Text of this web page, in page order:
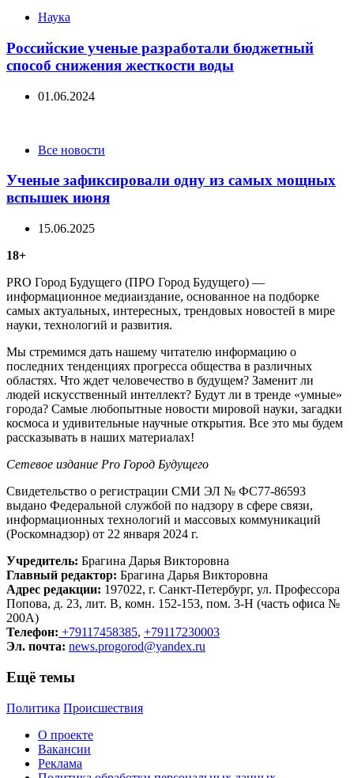
Categories
Наука
Российские ученые разработали бюджетный
способ снижения жесткости воды
01.06.2024
CategoriesВсе новости
Ученые зафиксировали одну из самых мощных
вспышек июня
15.06.2025
18+
PRO Город Будущего (ПРО Город Будущего) —
информационное медиаиздание, основанное на подборке
самых актуальных, интересных, трендовых новостей в мире
науки, технологий и развития.
Мы стремимся дать нашему читателю информацию о
последних тенденциях прогресса общества в различных
областях. Что ждет человечество в будущем? Заменит ли
людей искусственный интеллект? Будут ли в тренде «умные»
города? Самые любопытные новости мировой науки, загадки
космоса и удивительные научные открытия. Все это мы будем
рассказывать в наших материалах!
Сетевое издание Рrо Город Будущего
Свидетельство о регистрации СМИ ЭЛ № ФС77-86593
выдано Федеральной службой по надзору в сфере связи,
информационных технологий и массовых коммуникаций
(Роскомнадзор) от 22 января 2024 г.
Учредитель: Брагина Дарья Викторовна
Главный редактор: Брагина Дарья Викторовна
Адрес редакции: 197022, г. Санкт-Петербург, ул. Профессора
Попова, д. 23, лит. В, комн. 152-153, пом. 3-Н (часть офиса №
200А)
Телефон: +79117458385, +79117230003
Эл. почта: news.progorod@yandex.ru
Ещё темы
Политика Происшествия
О проекте
Вакансии
Реклама